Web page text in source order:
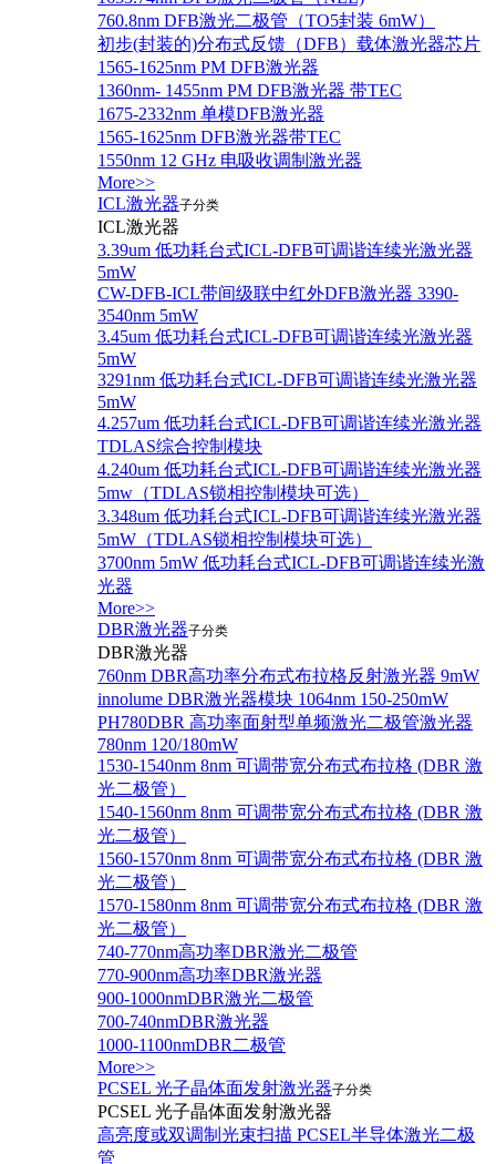
760.8nm DFB激光二极管（TO5封装 6mW）
初步(封装的)分布式反馈（DFB）载体激光器芯片
1565-1625nm PM DFB激光器
1360nm- 1455nm PM DFB激光器 带TEC
1675-2332nm 单模DFB激光器
1565-1625nm DFB激光器带TEC
1550nm 12 GHz 电吸收调制激光器
More>>
ICL激光器子分类
ICL激光器
3.39um 低功耗台式ICL-DFB可调谐连续光激光器
5mW
CW-DFB-ICL带间级联中红外DFB激光器 3390-
3540nm 5mW
3.45um 低功耗台式ICL-DFB可调谐连续光激光器
5mW
3291nm 低功耗台式ICL-DFB可调谐连续光激光器
5mW
4.257um 低功耗台式ICL-DFB可调谐连续光激光器
TDLAS综合控制模块
4.240um 低功耗台式ICL-DFB可调谐连续光激光器
5mw（TDLAS锁相控制模块可选）
3.348um 低功耗台式ICL-DFB可调谐连续光激光器
5mW（TDLAS锁相控制模块可选）
3700nm 5mW 低功耗台式ICL-DFB可调谐连续光激
光器
More>>
DBR激光器子分类
DBR激光器
760nm DBR高功率分布式布拉格反射激光器 9mW
innolume DBR激光器模块 1064nm 150-250mW
PH780DBR 高功率面射型单频激光二极管激光器
780nm 120/180mW
1530-1540nm 8nm 可调带宽分布式布拉格 (DBR 激
光二极管）
1540-1560nm 8nm 可调带宽分布式布拉格 (DBR 激
光二极管）
1560-1570nm 8nm 可调带宽分布式布拉格 (DBR 激
光二极管）
1570-1580nm 8nm 可调带宽分布式布拉格 (DBR 激
光二极管）
740-770nm高功率DBR激光二极管
770-900nm高功率DBR激光器
900-1000nmDBR激光二极管
700-740nmDBR激光器
1000-1100nmDBR二极管
More>>
PCSEL 光子晶体面发射激光器子分类
PCSEL 光子晶体面发射激光器
高亮度或双调制光束扫描 PCSEL半导体激光二极
管